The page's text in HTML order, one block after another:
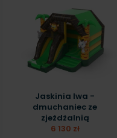
Jaskinia lwa -
dmuchaniec ze
zjeżdżalnią
6 130 zł